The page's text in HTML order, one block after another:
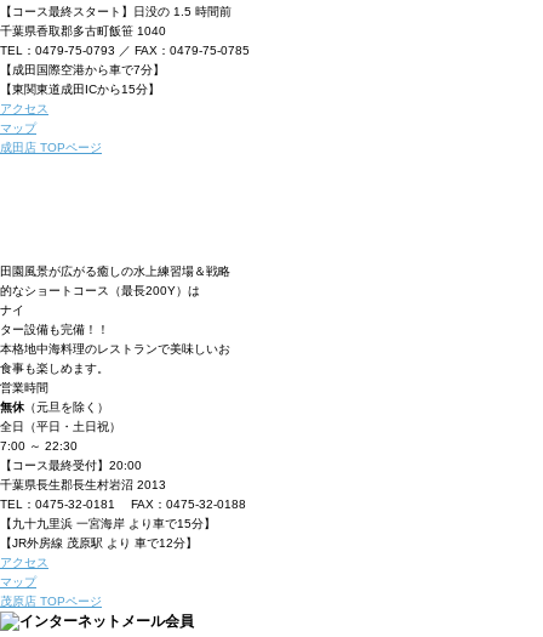
【コース最終スタート】日没の 1.5 時間前
千葉県香取郡多古町飯笹 1040
TEL：0479-75-0793 ／ FAX：0479-75-0785
【成田国際空港から車で7分】
【東関東道成田ICから15分】
アクセス
マップ
成田店 TOPページ
田園風景が広がる癒しの水上練習場＆戦略
的なショートコース（最長200Y）は
ナイ
ター設備も完備！！
本格地中海料理のレストランで美味しいお
食事も楽しめます。
営業時間
無休 （元旦を除く）
全日（平日・土日祝）
7:00 ～ 22:30
【コース最終受付】20:00
千葉県長生郡長生村岩沼 2013
TEL：0475-32-0181 FAX：0475-32-0188
【九十九里浜 一宮海岸 より車で15分】
【JR外房線 茂原駅 より 車で12分】
アクセス
マップ
茂原店 TOPページ